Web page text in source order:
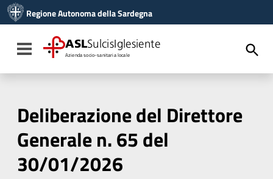
Vai al menu di navigazione
Vai al footer
Regione Autonoma della Sardegna
Toggle navigation
ASLSulcisIglesiente
Azienda socio-sanitaria locale
Deliberazione del Direttore
Generale n. 65 del
30/01/2026